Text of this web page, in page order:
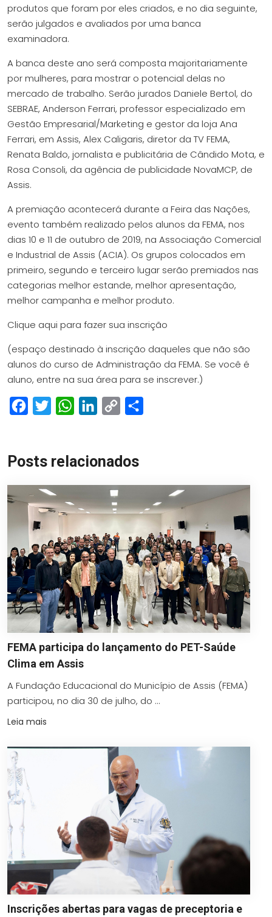
produtos que foram por eles criados, e no dia seguinte,
serão julgados e avaliados por uma banca
examinadora.
A banca deste ano será composta majoritariamente
por mulheres, para mostrar o potencial delas no
mercado de trabalho. Serão jurados Daniele Bertol, do
SEBRAE, Anderson Ferrari, professor especializado em
Gestão Empresarial/Marketing e gestor da loja Ana
Ferrari, em Assis, Alex Caligaris, diretor da TV FEMA,
Renata Baldo, jornalista e publicitária de Cândido Mota, e
Rosa Consoli, da agência de publicidade NovaMCP, de
Assis.
A premiação acontecerá durante a Feira das Nações,
evento também realizado pelos alunos da FEMA, nos
dias 10 e 11 de outubro de 2019, na Associação Comercial
e Industrial de Assis (ACIA). Os grupos colocados em
primeiro, segundo e terceiro lugar serão premiados nas
categorias melhor estande, melhor apresentação,
melhor campanha e melhor produto.
Clique aqui para fazer sua inscrição
(espaço destinado à inscrição daqueles que não são
alunos do curso de Administração da FEMA. Se você é
aluno, entre na sua área para se inscrever.)
FacebookTwitterWhatsAppLinkedIn
Copy
Posts relacionados
FEMA participa do lançamento do PET-Saúde
Clima em Assis
A Fundação Educacional do Município de Assis (FEMA)
participou, no dia 30 de julho, do ...
Leia mais
Inscrições abertas para vagas de preceptoria e